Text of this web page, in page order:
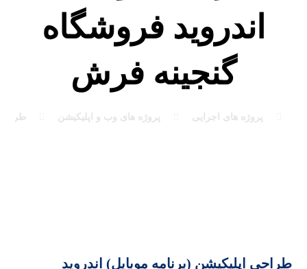
اندروید فروشگاه
گنجینه فرش
پروژه های اجرایی پروژه های وب و اپلیکیشن
طراحی اپلیکیشن (برنامه موبایل) اندروید